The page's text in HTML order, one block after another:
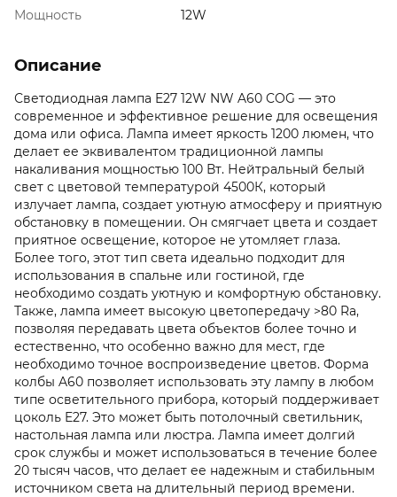
Мощность
12W
Описание
Светодиодная лампа E27 12W NW A60 COG — это
современное и эффективное решение для освещения
дома или офиса. Лампа имеет яркость 1200 люмен, что
делает ее эквивалентом традиционной лампы
накаливания мощностью 100 Вт. Нейтральный белый
свет с цветовой температурой 4500К, который
излучает лампа, создает уютную атмосферу и приятную
обстановку в помещении. Он смягчает цвета и создает
приятное освещение, которое не утомляет глаза.
Более того, этот тип света идеально подходит для
использования в спальне или гостиной, где
необходимо создать уютную и комфортную обстановку.
Также, лампа имеет высокую цветопередачу >80 Ra,
позволяя передавать цвета объектов более точно и
естественно, что особенно важно для мест, где
необходимо точное воспроизведение цветов. Форма
колбы A60 позволяет использовать эту лампу в любом
типе осветительного прибора, который поддерживает
цоколь E27. Это может быть потолочный светильник,
настольная лампа или люстра. Лампа имеет долгий
срок службы и может использоваться в течение более
20 тысяч часов, что делает ее надежным и стабильным
источником света на длительный период времени.